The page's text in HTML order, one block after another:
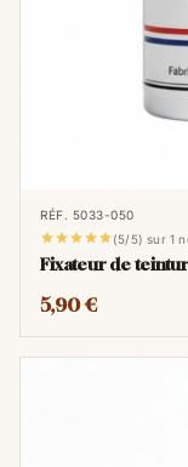
RÉF. 5033-050
(5/5) sur 1
Fixateur de
5,90 €